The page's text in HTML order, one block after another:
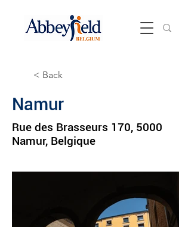
< Back
Namur
Rue des Brasseurs 170, 5000
Namur, Belgique